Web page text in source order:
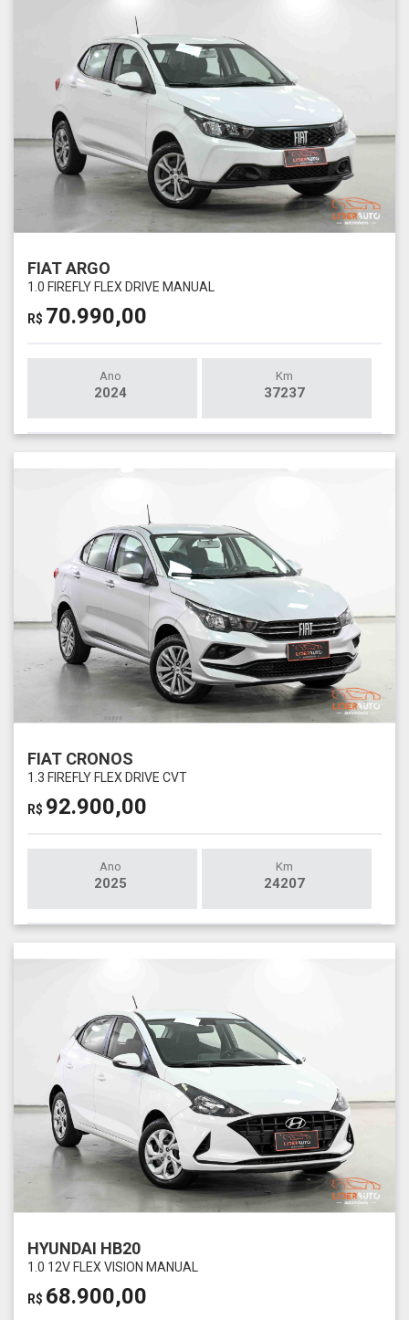
FIAT ARGO
1.0 FIREFLY FLEX DRIVE MANUAL
R$ 70.990,00
Ano
2024
Km
37237
FIAT CRONOS
1.3 FIREFLY FLEX DRIVE CVT
R$ 92.900,00
Ano
2025
Km
24207
HYUNDAI HB20
1.0 12V FLEX VISION MANUAL
R$ 68.900,00